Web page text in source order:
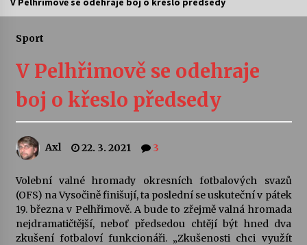
Vernisáž výstavy Josefíny Duškové: Stávám se
kapkou
30. 7. 2026
Veselí muzikanti
Pozvánka na integrační festival Quijotova
šedesátka: 28. 7.–1. 8. 2026
28. 7. 2026
Sport
V Pelhřimově se odehraje
boj o křeslo předsedy
Axl 22. 3. 2021 3
Volební valné hromady okresních fotbalových svazů
(OFS) na Vysočině finišují, ta poslední se uskuteční v pátek
19. března v Pelhřimově. A bude to zřejmě valná hromada
nejdramatičtější, neboť předsedou chtějí být hned dva
zkušení fotbaloví funkcionáři. „Zkušenosti chci využít